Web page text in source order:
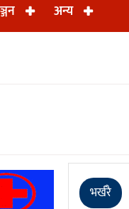
अन्य
भर्खरै